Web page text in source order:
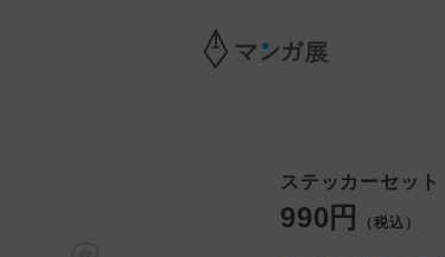
ステッカーセット
990円 （税込）